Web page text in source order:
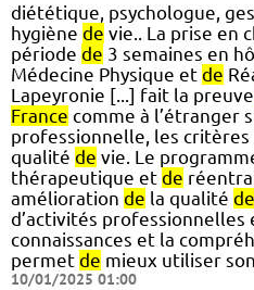
diététique, psychologue,
hygiène de vie.. La prise en
période de 3 semaines en
Médecine Physique et de
Lapeyronie [...] fait la preuve
France comme à l’étranger
professionnelle, les critères
qualité de vie. Le
thérapeutique et de
amélioration de la qualité de
d’activités
connaissances et la
permet de mieux utiliser
10/01/2025 01:00